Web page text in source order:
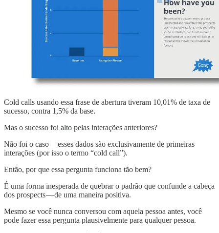
Cold calls usando essa frase de abertura tiveram 10,01% de taxa de
sucesso, contra 1,5% da base.
Mas o sucesso foi alto pelas interações anteriores?
Não foi o caso — esses dados são exclusivamente de primeiras
interações (por isso o termo “cold call”).
Então, por que essa pergunta funciona tão bem?
É uma forma inesperada de quebrar o padrão que confunde a cabeça
dos prospects — de uma maneira positiva.
Mesmo se você nunca conversou com aquela pessoa antes, você
pode fazer essa pergunta plausivelmente para qualquer pessoa.